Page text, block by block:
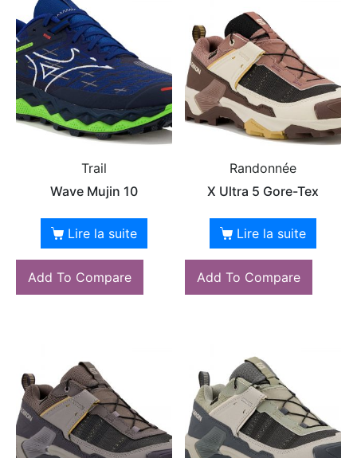
Trail
Wave Mujin 10
Lire la suite
Add To Compare
Randonnée
X Ultra 5 Gore-Tex
Lire la suite
Add To Compare